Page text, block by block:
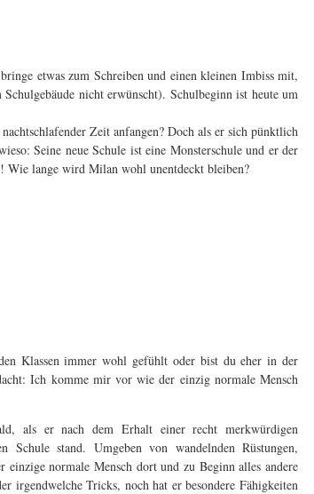
etwas zum Schreiben und einen kleinen Imbiss mit,
nicht erwünscht). Schulbeginn ist heute um
Zeit anfangen? Doch als er sich pünktlich
Seine neue Schule ist eine Monsterschule und er der
Wie lange wird Milan wohl unentdeckt bleiben?
Klassen immer wohl gefühlt oder bist du eher in der
Ich komme mir vor wie der einzig normale Mensch
als er nach dem Erhalt einer recht merkwürdigen
stand. Umgeben von wandelnden Rüstungen,
normale Mensch dort und zu Beginn alles andere
irgendwelche Tricks, noch hat er besondere Fähigkeiten